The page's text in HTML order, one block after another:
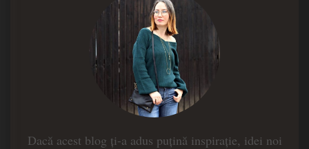
Dacă acest blog ți-a adus puțină inspirație, idei noi